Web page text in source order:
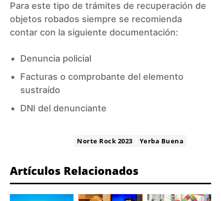
Para este tipo de trámites de recuperación de
objetos robados siempre se recomienda
contar con la siguiente documentación:
Denuncia policial
Facturas o comprobante del elemento
sustraído
DNI del denunciante
Norte Rock 2023 Yerba Buena
Artículos Relacionados